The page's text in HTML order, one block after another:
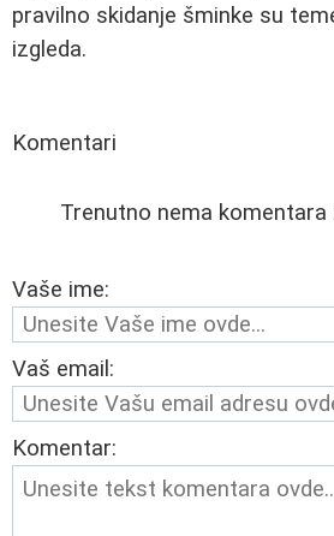
pravilno skidanje šminke su
izgleda.
Komentari
Trenutno nema komentara
Vaše ime:
Vaš email:
Komentar: